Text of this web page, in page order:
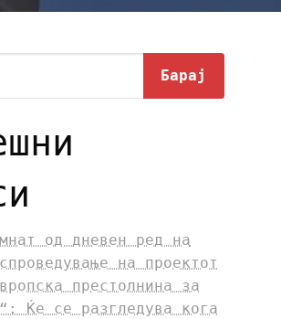
Барај
од дневен ред на
на проектот
престолнина за
Ќе се разгледува кога